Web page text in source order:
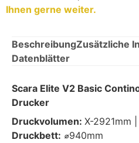
Ihnen gerne weiter.
BeschreibungZusätzliche
Datenblätter
Scara Elite V2 Basic
Drucker
Druckvolumen: X-2921mm
Druckbett: ⌀940mm